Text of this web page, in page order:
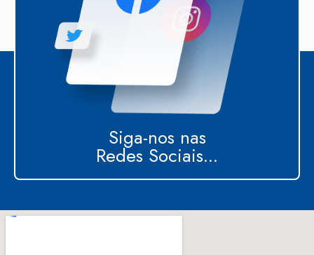
Siga-nos nas
Redes Sociais...